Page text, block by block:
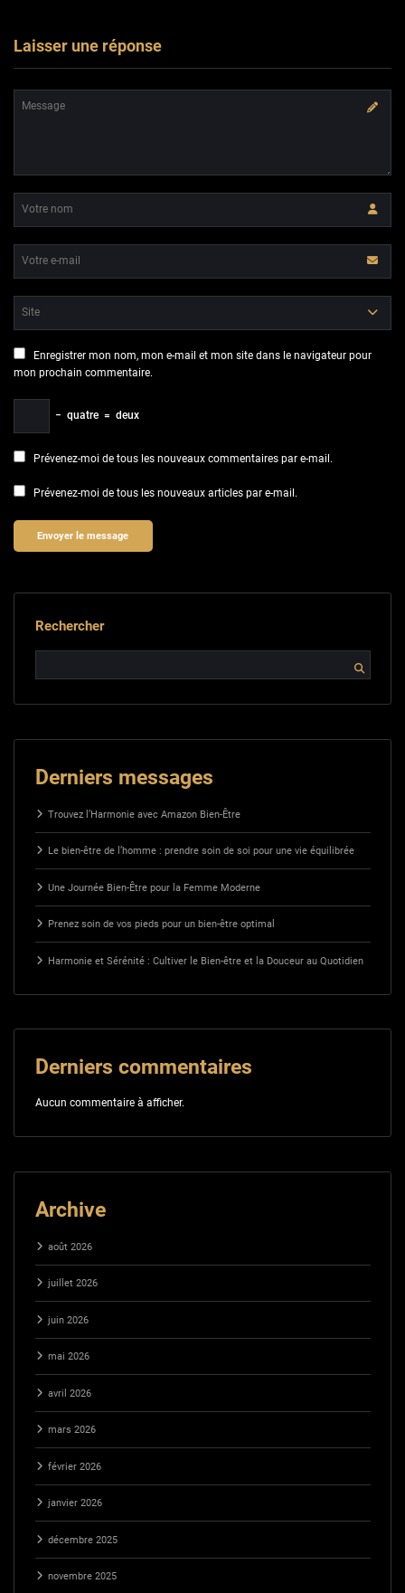
Laisser une réponse
Enregistrer mon nom, mon e-mail et mon site dans le navigateur pour
mon prochain commentaire.
− quatre = deux
Prévenez-moi de tous les nouveaux commentaires par e-mail.
Prévenez-moi de tous les nouveaux articles par e-mail.
Rechercher
Derniers messages
Trouvez l’Harmonie avec Amazon Bien-Être
Le bien-être de l’homme : prendre soin de soi pour une vie équilibrée
Une Journée Bien-Être pour la Femme Moderne
Prenez soin de vos pieds pour un bien-être optimal
Harmonie et Sérénité : Cultiver le Bien-être et la Douceur au Quotidien
Derniers commentaires
Aucun commentaire à afficher.
Archive
août 2026
juillet 2026
juin 2026
mai 2026
avril 2026
mars 2026
février 2026
janvier 2026
décembre 2025
novembre 2025